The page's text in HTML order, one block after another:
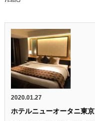
2020.01.27
ホテルニューオータニ東